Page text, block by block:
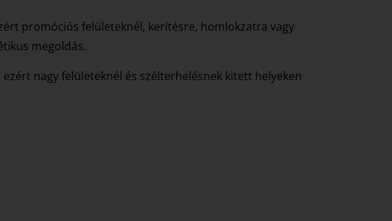
promóciós felületeknél, kerítésre, homlokzatra vagy
megoldás.
nagy felületeknél és szélterhelésnek kitett helyeken